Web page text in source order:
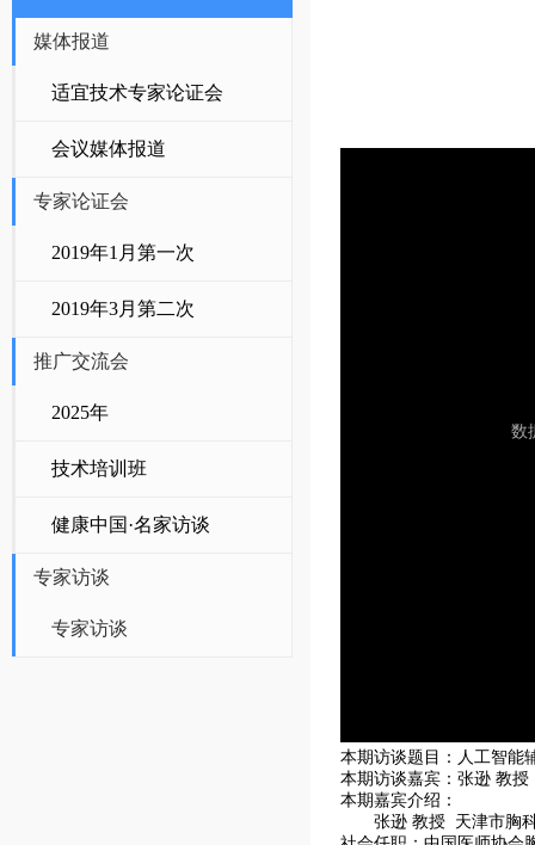
媒体报道
适宜技术专家论证会
会议媒体报道
专家论证会
2019年1月第一次
2019年3月第二次
推广交流会
2025年
技术培训班
健康中国·名家访谈
专家访谈
专家访谈
本期访谈题目：人工智能
本期访谈嘉宾：张逊 教授
本期嘉宾介绍：
张逊 教授 天津市胸科